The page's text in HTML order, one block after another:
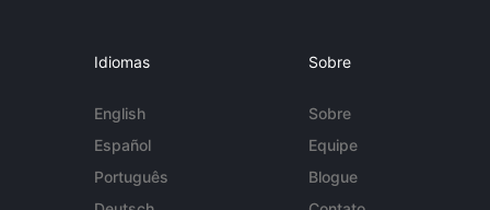
Idiomas
English
Español
Português
Sobre
Sobre
Equipe
Blogue